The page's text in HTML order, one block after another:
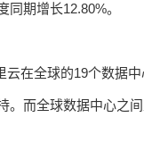
期增长12.80%。
在全球的19个数据
。而全球数据中心之